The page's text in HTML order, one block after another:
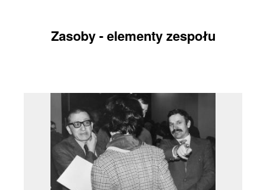
Zasoby - elementy zespołu